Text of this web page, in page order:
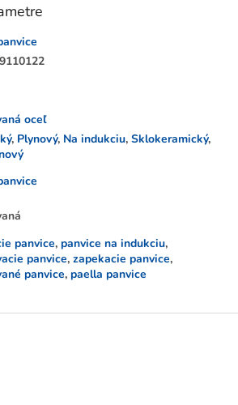
oceľ
, Plynový, Na indukciu, Sklokeramický,
panvice, panvice na indukciu,
panvice, zapekacie panvice,
panvice, paella panvice